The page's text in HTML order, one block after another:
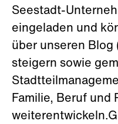
Seestadt-
eingeladen und
über unseren
steigern sowie
Familie, Beruf und